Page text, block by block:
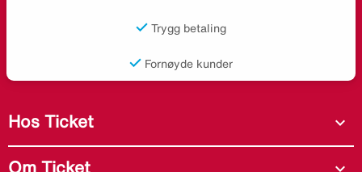
Trygg betaling
Fornøyde kunder
Hos Ticket expand_more
Om Ticket